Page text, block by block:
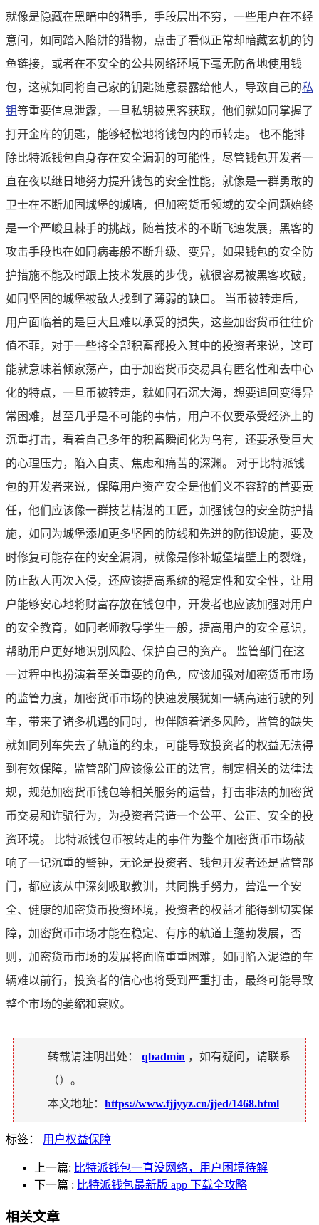
就像是隐藏在黑暗中的猎手，手段层出不穷，一些用户在不经
意间，如同踏入陷阱的猎物，点击了看似正常却暗藏玄机的钓
鱼链接，或者在不安全的公共网络环境下毫无防备地使用钱
包，这就如同将自己家的钥匙随意暴露给他人，导致自己的私
钥等重要信息泄露，一旦私钥被黑客获取，他们就如同掌握了
打开金库的钥匙，能够轻松地将钱包内的币转走。 也不能排
除比特派钱包自身存在安全漏洞的可能性，尽管钱包开发者一
直在夜以继日地努力提升钱包的安全性能，就像是一群勇敢的
卫士在不断加固城堡的城墙，但加密货币领域的安全问题始终
是一个严峻且棘手的挑战，随着技术的不断飞速发展，黑客的
攻击手段也在如同病毒般不断升级、变异，如果钱包的安全防
护措施不能及时跟上技术发展的步伐，就很容易被黑客攻破，
如同坚固的城堡被敌人找到了薄弱的缺口。 当币被转走后，
用户面临着的是巨大且难以承受的损失，这些加密货币往往价
值不菲，对于一些将全部积蓄都投入其中的投资者来说，这可
能就意味着倾家荡产，由于加密货币交易具有匿名性和去中心
化的特点，一旦币被转走，就如同石沉大海，想要追回变得异
常困难，甚至几乎是不可能的事情，用户不仅要承受经济上的
沉重打击，看着自己多年的积蓄瞬间化为乌有，还要承受巨大
的心理压力，陷入自责、焦虑和痛苦的深渊。 对于比特派钱
包的开发者来说，保障用户资产安全是他们义不容辞的首要责
任，他们应该像一群技艺精湛的工匠，加强钱包的安全防护措
施，如同为城堡添加更多坚固的防线和先进的防御设施，要及
时修复可能存在的安全漏洞，就像是修补城堡墙壁上的裂缝，
防止敌人再次入侵，还应该提高系统的稳定性和安全性，让用
户能够安心地将财富存放在钱包中，开发者也应该加强对用户
的安全教育，如同老师教导学生一般，提高用户的安全意识，
帮助用户更好地识别风险、保护自己的资产。 监管部门在这
一过程中也扮演着至关重要的角色，应该加强对加密货币市场
的监管力度，加密货币市场的快速发展犹如一辆高速行驶的列
车，带来了诸多机遇的同时，也伴随着诸多风险，监管的缺失
就如同列车失去了轨道的约束，可能导致投资者的权益无法得
到有效保障，监管部门应该像公正的法官，制定相关的法律法
规，规范加密货币钱包等相关服务的运营，打击非法的加密货
币交易和诈骗行为，为投资者营造一个公平、公正、安全的投
资环境。 比特派钱包币被转走的事件为整个加密货币市场敲
响了一记沉重的警钟，无论是投资者、钱包开发者还是监管部
门，都应该从中深刻吸取教训，共同携手努力，营造一个安
全、健康的加密货币投资环境，投资者的权益才能得到切实保
障，加密货币市场才能在稳定、有序的轨道上蓬勃发展，否
则，加密货币市场的发展将面临重重困难，如同陷入泥潭的车
辆难以前行，投资者的信心也将受到严重打击，最终可能导致
整个市场的萎缩和衰败。
转载请注明出处： qbadmin ，如有疑问，请联系
（）。
本文地址： https://www.fjjyyz.cn/jjed/1468.html
标签： 用户权益保障
上一篇: 比特派钱包一直没网络，用户困境待解
下一篇 : 比特派钱包最新版 app 下载全攻略
相关文章